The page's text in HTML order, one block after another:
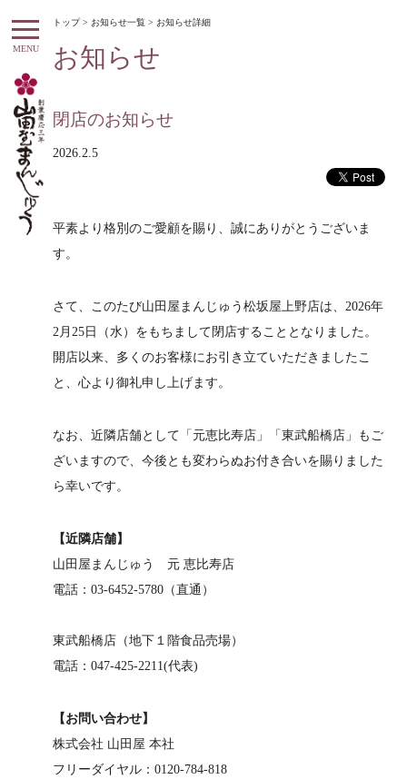
MENU
トップ> お知らせ一覧 > お知らせ詳細
お知らせ
閉店のお知らせ
2026.2.5
平素より格別のご愛顧を賜り、誠にありがとうございま
す。
さて、このたび山田屋まんじゅう松坂屋上野店は、2026年
2月25日（水）をもちまして閉店することとなりました。
開店以来、多くのお客様にお引き立ていただきましたこ
と、心より御礼申し上げます。
なお、近隣店舗として「元恵比寿店」「東武船橋店」もご
ざいますので、今後とも変わらぬお付き合いを賜りました
ら幸いです。
【近隣店舗】
山田屋まんじゅう 元 恵比寿店
電話：03-6452-5780（直通）
東武船橋店（地下１階食品売場）
電話：047-425-2211(代表)
【お問い合わせ】
株式会社 山田屋 本社
フリーダイヤル：0120-784-818